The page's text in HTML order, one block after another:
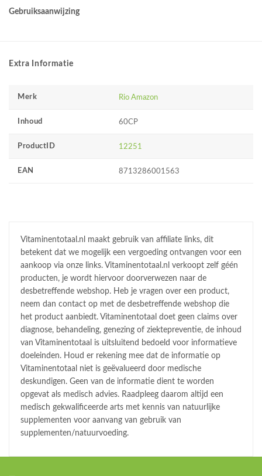
Gebruiksaanwijzing
Extra Informatie
Merk Rio Amazon
Inhoud 60CP
ProductID 12251
EAN 8713286001563
Vitaminentotaal.nl maakt gebruik van affiliate links, dit
betekent dat we mogelijk een vergoeding ontvangen voor een
aankoop via onze links. Vitaminentotaal.nl verkoopt zelf géén
producten, je wordt hiervoor doorverwezen naar de
desbetreffende webshop. Heb je vragen over een product,
neem dan contact op met de desbetreffende webshop die
het product aanbiedt. Vitaminentotaal doet geen claims over
diagnose, behandeling, genezing of ziektepreventie, de inhoud
van Vitaminentotaal is uitsluitend bedoeld voor informatieve
doeleinden. Houd er rekening mee dat de informatie op
Vitaminentotaal niet is geëvalueerd door medische
deskundigen. Geen van de informatie dient te worden
opgevat als medisch advies. Raadpleeg daarom altijd een
medisch gekwalificeerde arts met kennis van natuurlijke
supplementen voor aanvang van gebruik van
supplementen/natuurvoeding.